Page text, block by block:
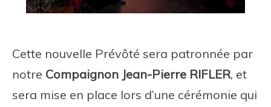
Cette nouvelle Prévôté sera patronnée par
notre Compaignon Jean-Pierre RIFLER, et
sera mise en place lors d’une cérémonie qui